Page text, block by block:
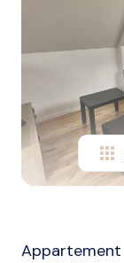
nos
loués
e-
l'agence
Appartement